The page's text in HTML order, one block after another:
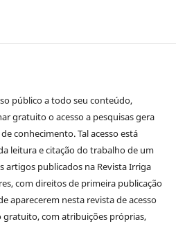
público a todo seu conteúdo,
gratuito o acesso a pesquisas gera
conhecimento. Tal acesso está
leitura e citação do trabalho de um
artigos publicados na Revista Irriga
com direitos de primeira publicação
aparecerem nesta revista de acesso
gratuito, com atribuições próprias,